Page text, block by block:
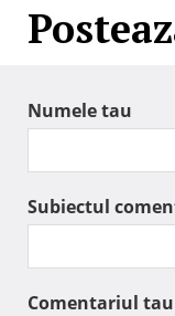
Numele tau
Subiectul
Comentariul tau